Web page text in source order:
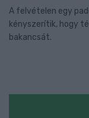
A felvételen egy
kényszerítik, hogy
bakancsát.